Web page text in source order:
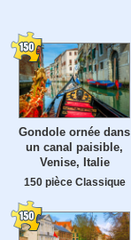
Gondole ornée dans
un canal paisible,
Venise, Italie
150 pièce Classique